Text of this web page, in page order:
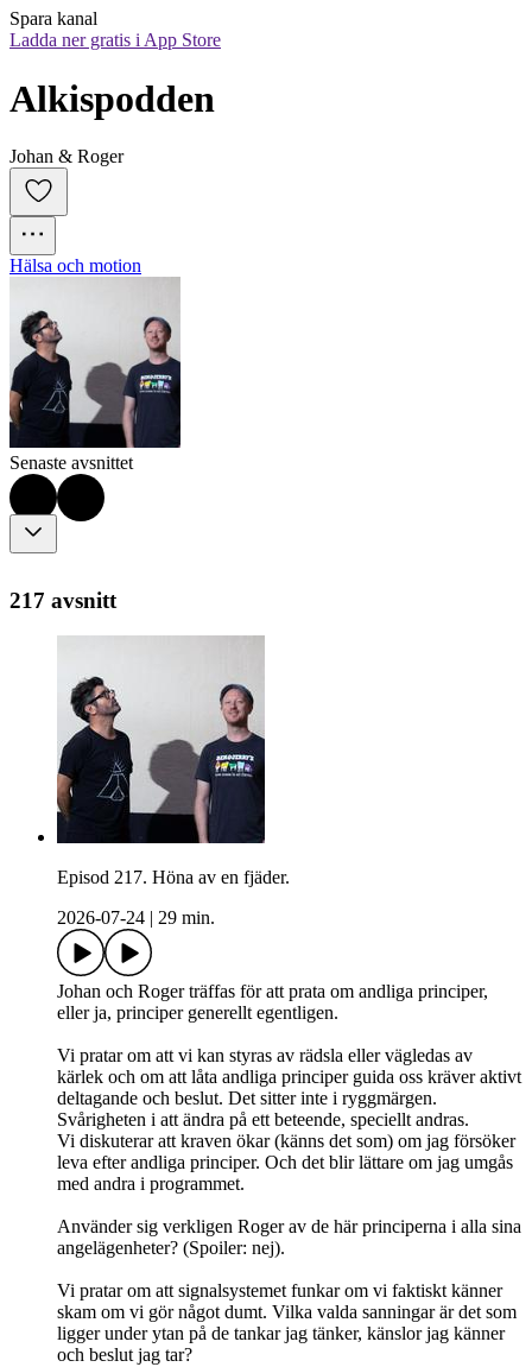
Spara kanal
Ladda ner gratis i App Store
Alkispodden
Johan & Roger
Hälsa och motion
Senaste avsnittet
217 avsnitt
Episod 217. Höna av en fjäder.
2026-07-24
29 min.
Johan och Roger träffas för att prata om andliga principer,
eller ja, principer generellt egentligen.
Vi pratar om att vi kan styras av rädsla eller vägledas av
kärlek och om att låta andliga principer guida oss kräver aktivt
deltagande och beslut. Det sitter inte i ryggmärgen.
Svårigheten i att ändra på ett beteende, speciellt andras.
Vi diskuterar att kraven ökar (känns det som) om jag försöker
leva efter andliga principer. Och det blir lättare om jag umgås
med andra i programmet.
Använder sig verkligen Roger av de här principerna i alla sina
angelägenheter? (Spoiler: nej).
Vi pratar om att signalsystemet funkar om vi faktiskt känner
skam om vi gör något dumt. Vilka valda sanningar är det som
ligger under ytan på de tankar jag tänker, känslor jag känner
och beslut jag tar?